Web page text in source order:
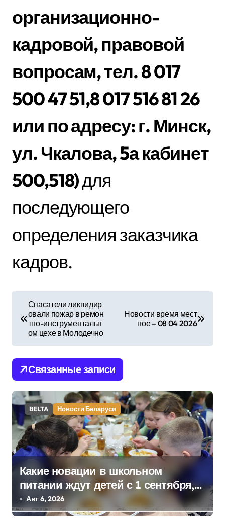
организационно-
кадровой, правовой
вопросам, тел. 8 017
500 47 51,8 017 516 81 26
или по адресу: г. Минск,
ул. Чкалова, 5а кабинет
500,518)для
последующего
определения заказчика
кадров.
в
и
г
а
ц
и
я
п
о
Спасатели ликвидир
овали пожар в ремон
тно-инструментальн
ом цехе в Молодечно
Новости время мест
ное – 08 04 2026
Связанные записи
BELTA Новости Беларуси
Какие новации в школьном
питании ждут детей с 1 сентября,
рассказали в правительстве
Авг 6, 2026